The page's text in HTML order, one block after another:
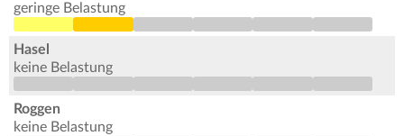
geringe Belastung
Hasel
keine Belastung
Roggen
keine Belastung